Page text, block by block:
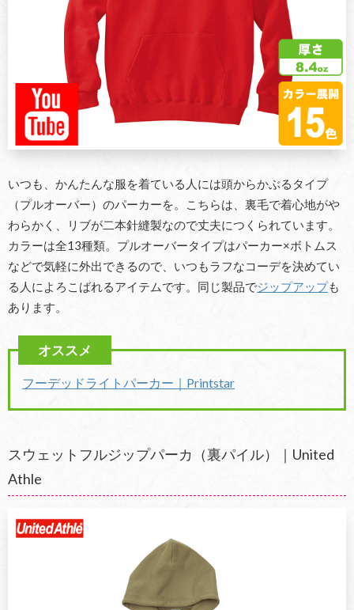
いつも、かんたんな服を着ている人には頭からかぶるタイプ
（プルオーバー）のパーカーを。こちらは、裏毛で着心地がや
わらかく、リブが二本針縫製なので丈夫につくられています。
カラーは全13種類。プルオーバータイプはパーカー×ボトムス
などで気軽に外出できるので、いつもラフなコーデを決めてい
る人によろこばれるアイテムです。同じ製品でジップアップも
あります。
フーデッドライトパーカー｜Printstar
スウェットフルジップパーカ（裏パイル）｜United
Athle